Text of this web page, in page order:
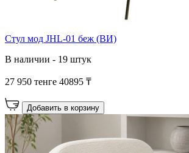
Стул мод JHL-01 беж (ВИ)
В наличии - 19 штук
27 950 тенге 40895 ₸
Добавить в корзину